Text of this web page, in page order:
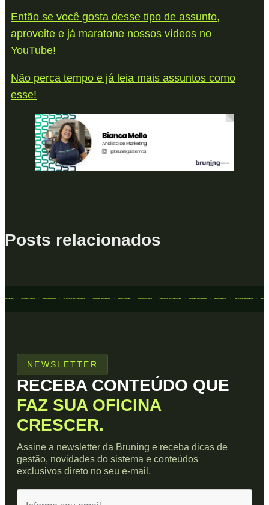
Então se você gosta desse tipo de assunto,
aproveite e já maratone nossos vídeos no
YouTube!
Não perca tempo e já leia mais assuntos como
esse!
Posts relacionados
NEWSLETTER
RECEBA CONTEÚDO QUE
FAZ SUA OFICINA
CRESCER.
Assine a newsletter da Bruning e receba dicas de
gestão, novidades do sistema e conteúdos
exclusivos direto no seu e-mail.